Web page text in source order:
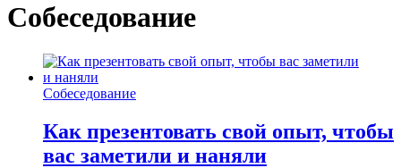
Собеседование
Собеседование
Как презентовать свой опыт, чтобы
вас заметили и наняли